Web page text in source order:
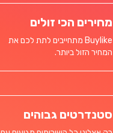
מחירים הכי זולים
Buylike מתחייבים לתת לכם את
המחיר הזול ביותר.
סטנדרטים גבוהים